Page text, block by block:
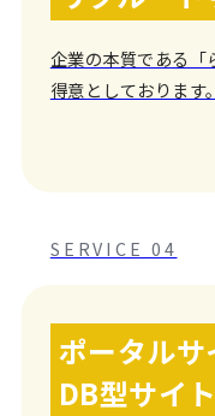
企業の本質である「
得意としております。
SERVICE 04
ポータル
DB型サイ